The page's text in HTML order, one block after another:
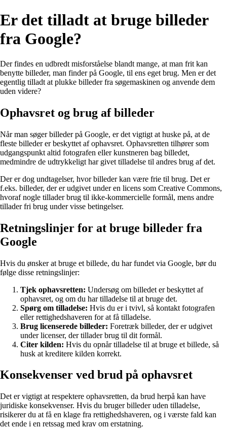
Er det tilladt at bruge billeder
fra Google?
Der findes en udbredt misforståelse blandt mange, at man frit kan
benytte billeder, man finder på Google, til ens eget brug. Men er det
egentlig tilladt at plukke billeder fra søgemaskinen og anvende dem
uden videre?
Ophavsret og brug af billeder
Når man søger billeder på Google, er det vigtigt at huske på, at de
fleste billeder er beskyttet af ophavsret. Ophavsretten tilhører som
udgangspunkt altid fotografen eller kunstneren bag billedet,
medmindre de udtrykkeligt har givet tilladelse til andres brug af det.
Der er dog undtagelser, hvor billeder kan være frie til brug. Det er
f.eks. billeder, der er udgivet under en licens som Creative Commons,
hvoraf nogle tillader brug til ikke-kommercielle formål, mens andre
tillader fri brug under visse betingelser.
Retningslinjer for at bruge billeder fra
Google
Hvis du ønsker at bruge et billede, du har fundet via Google, bør du
følge disse retningslinjer:
Tjek ophavsretten: Undersøg om billedet er beskyttet af
ophavsret, og om du har tilladelse til at bruge det.
Spørg om tilladelse: Hvis du er i tvivl, så kontakt fotografen
eller rettighedshaveren for at få tilladelse.
Brug licenserede billeder: Foretræk billeder, der er udgivet
under licenser, der tillader brug til dit formål.
Citer kilden: Hvis du opnår tilladelse til at bruge et billede, så
husk at kreditere kilden korrekt.
Konsekvenser ved brud på ophavsret
Det er vigtigt at respektere ophavsretten, da brud herpå kan have
juridiske konsekvenser. Hvis du bruger billeder uden tilladelse,
risikerer du at få en klage fra rettighedshaveren, og i værste fald kan
det ende i en retssag med krav om erstatning.